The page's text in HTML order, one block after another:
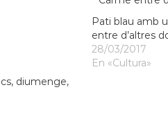
diumenge,
Pati blau amb
entre d’altres
28/03/2017
En «Cultura»